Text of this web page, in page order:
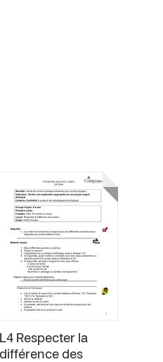
L4 Respecter la
différence des